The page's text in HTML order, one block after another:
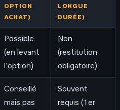
OPTION
ACHAT)
LONGUE
DURÉE)
Possible
(en levant
l’option)
Non
(restitution
obligatoire)
Conseillé
mais pas
Souvent
requis (1er